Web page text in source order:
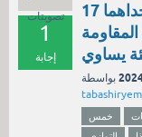
تصويتات
1
إجابة
بين طرفي أحداهما 17V فإن فرق
يساوي
بواسطة
خمس